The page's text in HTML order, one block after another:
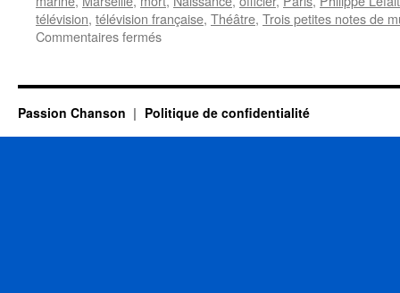
télévision, télévision française, Théâtre, Trois petites notes de
Commentaires ferméssur
Passion Chanson Politique de confidentialité